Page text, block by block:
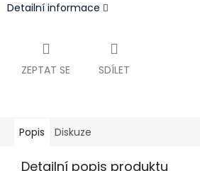
Detailní informace
ZEPTAT SE SDÍLET
Popis Diskuze
Detailní popis produktu